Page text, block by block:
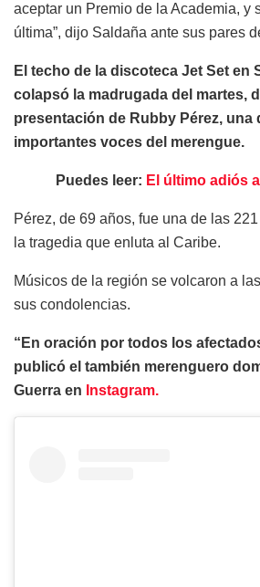
aceptar un Premio de la Academia, y
última”, dijo Saldaña ante sus pares
El techo de la discoteca Jet Set en
colapsó la madrugada del martes,
presentación de Rubby Pérez, una
importantes voces del merengue.
Puedes leer: El último adiós
Pérez, de 69 años, fue una de las
la tragedia que enluta al Caribe.
Músicos de la región se volcaron a
sus condolencias.
“En oración por todos los
publicó el también merenguero
Guerra en Instagram.